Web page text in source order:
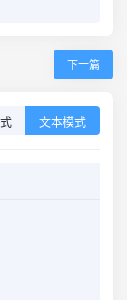
下一篇
文本模式